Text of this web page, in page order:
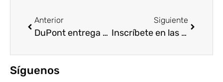
Anterior
DuPont entrega casi 9.000 euros a ONG españolas en las que sus empleados realizan trabajos de voluntariado
Siguiente
Inscríbete en las Jornadas del Anuario Corresponsables 2013
Síguenos